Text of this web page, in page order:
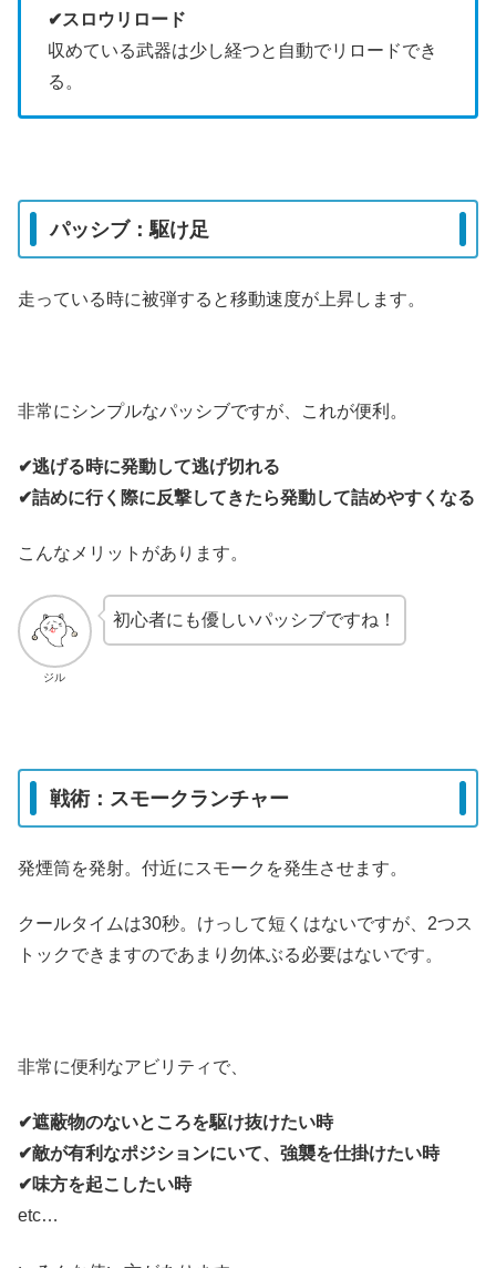
✔︎スロウリロード
収めている武器は少し経つと自動でリロードでき
る。
パッシブ：駆け足
走っている時に被弾すると移動速度が上昇します。
非常にシンプルなパッシブですが、これが便利。
✔︎逃げる時に発動して逃げ切れる
✔︎詰めに行く際に反撃してきたら発動して詰めやすくなる
こんなメリットがあります。
ジル
初心者にも優しいパッシブですね！
戦術：スモークランチャー
発煙筒を発射。付近にスモークを発生させます。
クールタイムは30秒。けっして短くはないですが、2つス
トックできますのであまり勿体ぶる必要はないです。
非常に便利なアビリティで、
✔︎遮蔽物のないところを駆け抜けたい時
✔︎敵が有利なポジションにいて、強襲を仕掛けたい時
✔︎味方を起こしたい時
etc…